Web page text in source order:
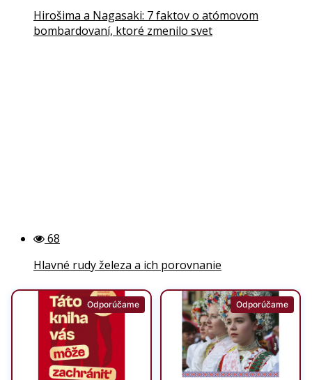
Hirošima a Nagasaki: 7 faktov o atómovom
bombardovaní, ktoré zmenilo svet
68
Hlavné rudy železa a ich porovnanie